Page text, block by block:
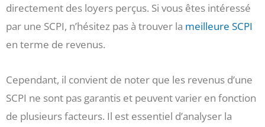
directement des loyers perçus. Si vous êtes intéressé
par une SCPI, n’hésitez pas à trouver la meilleure SCPI
en terme de revenus.
Cependant, il convient de noter que les revenus d’une
SCPI ne sont pas garantis et peuvent varier en fonction
de plusieurs facteurs. Il est essentiel d’analyser la